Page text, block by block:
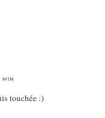
MIN
touchée :)